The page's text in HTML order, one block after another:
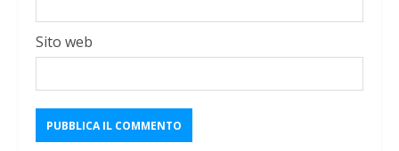
Sito web